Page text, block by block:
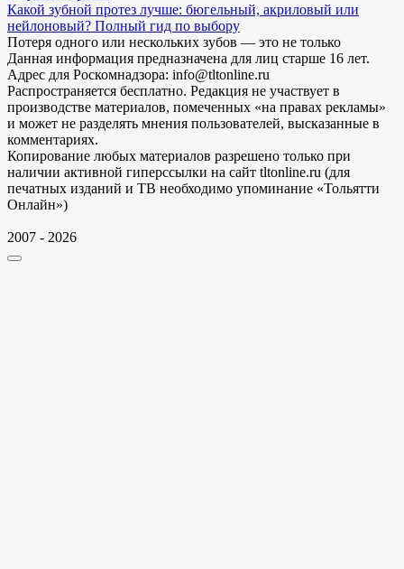
Какой зубной протез лучше: бюгельный, акриловый или
нейлоновый? Полный гид по выбору
Потеря одного или нескольких зубов — это не только
Данная информация предназначена для лиц старше 16 лет.
Адрес для Роскомнадзора: info@tltonline.ru
Распространяется бесплатно. Редакция не участвует в
производстве материалов, помеченных «на правах рекламы»
и может не разделять мнения пользователей, высказанные в
комментариях.
Копирование любых материалов разрешено только при
наличии активной гиперссылки на сайт tltonline.ru (для
печатных изданий и ТВ необходимо упоминание «Тольятти
Онлайн»)
2007 - 2026